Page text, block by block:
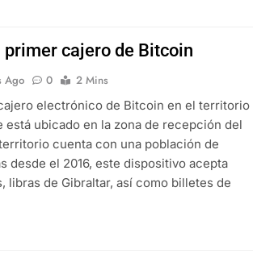
cajero de Bitcoin
Ago 0
2 Mins
electrónico de Bitcoin en el territorio
está ubicado en la zona de recepción del
cuenta con una población de
desde el 2016, este dispositivo acepta
libras de Gibraltar, así como billetes de